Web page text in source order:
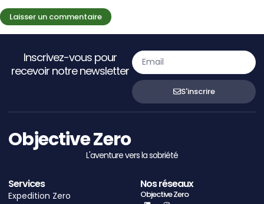
Inscrivez-vous pour
recevoir notre newsletter
S'inscrire
Objective Zero
L'aventure vers la sobriété
Services
Expedition Zero
Nos réseaux
Objective Zero